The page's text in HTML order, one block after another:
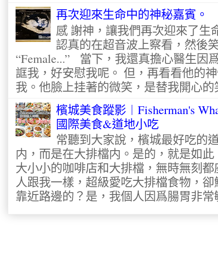
再次迎來生命中的神秘嘉賓。
感 謝神，讓我們再次迎來了生
認真的在超音波上察看，然後
“Female...” 當下，我還真擔心醫生因
誆我，好安慰我呢。 但，再看看他的
我。他臉上挂著的微笑，是替我開心的
檳城美食蹤影︱Fisherman's
國際美食&道地小吃
常聽到大家說，檳城最好吃的
内，而是在大排檔内。是的，就是如
大小小的咖啡店和大排檔，無時無刻
人跟我一樣，超級愛吃大排檔食物，
靠近路邊的？是，我個人因爲腸胃非